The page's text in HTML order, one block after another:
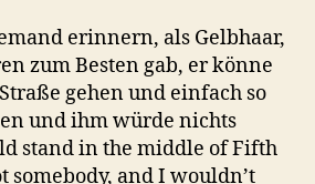
erinnern, als Gelbhaar,
zum Besten gab, er könne
gehen und einfach so
und ihm würde nichts
stand in the middle of Fifth
somebody, and I wouldn’t